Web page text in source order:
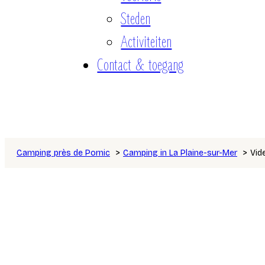
Steden
Activiteiten
Contact & toegang
Camping près de Pornic Camping in La Plaine-sur-Mer